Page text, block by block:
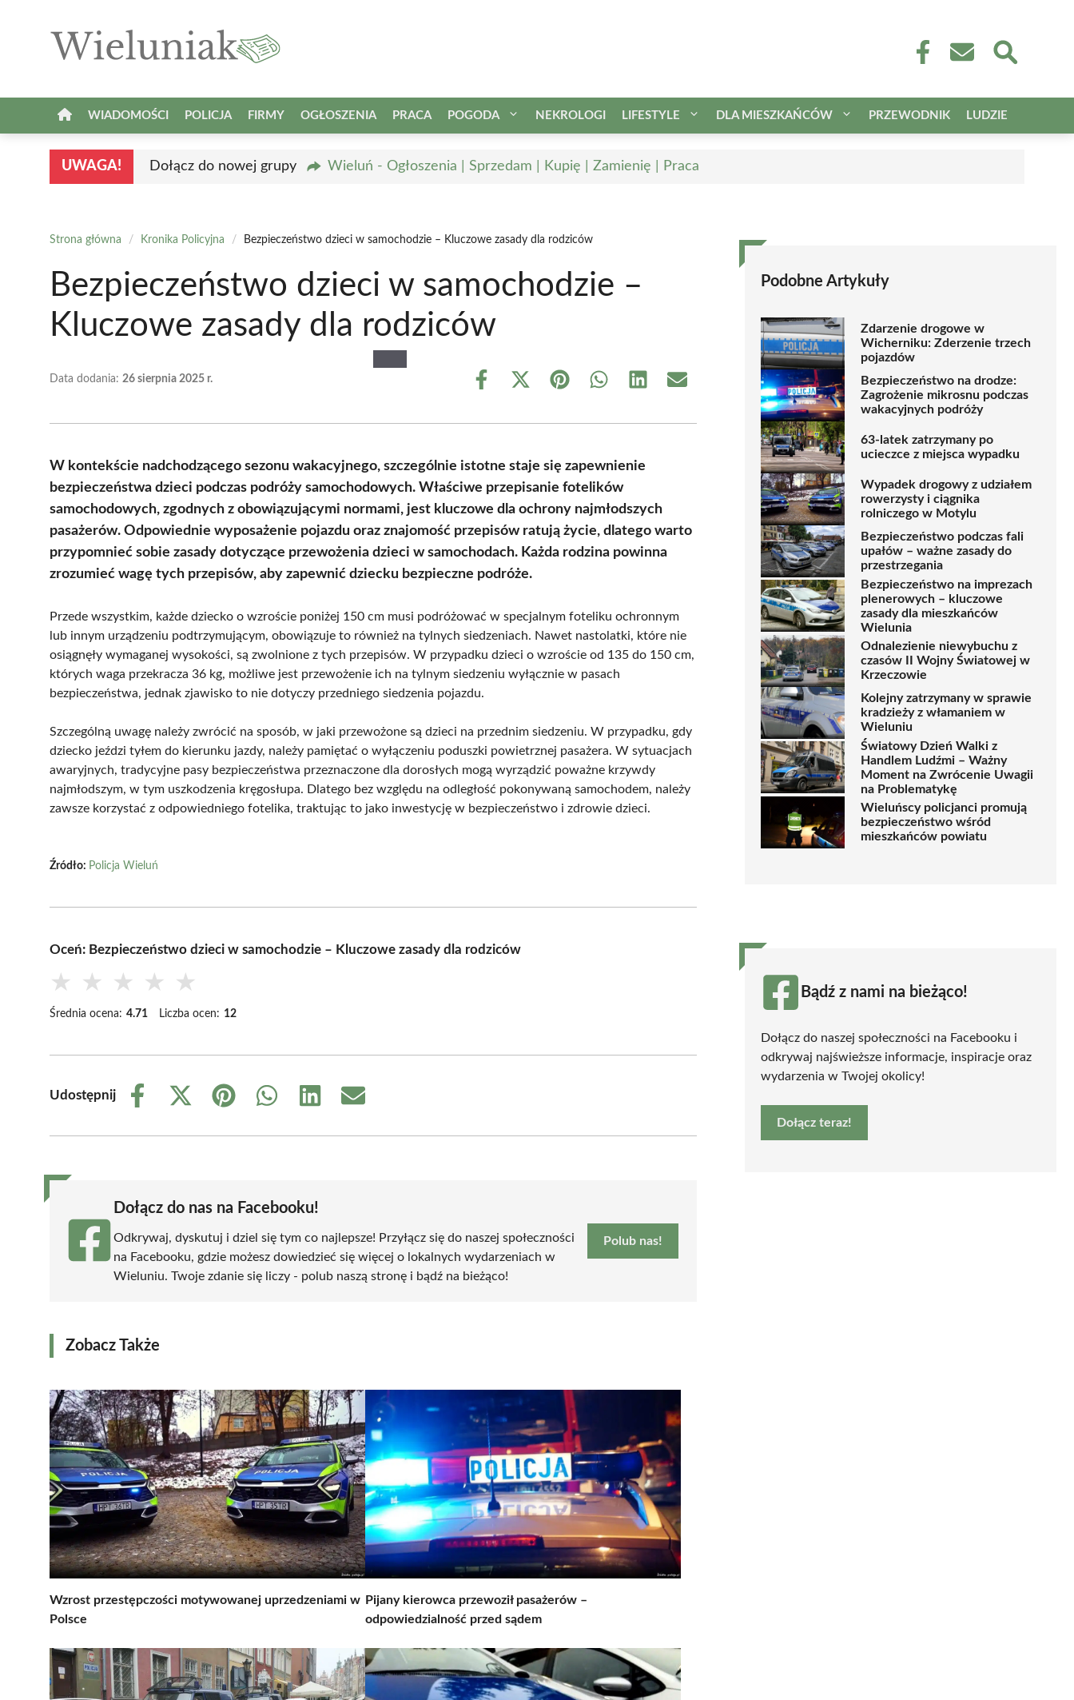
WIADOMOŚCI POLICJA FIRMY OGŁOSZENIA PRACA POGODA NEKROLOGI LIFESTYLE DLA MIESZKAŃCÓW PRZEWODNIK LUDZIE
UWAGA! Dołącz do nowej grupy Wieluń - Ogłoszenia | Sprzedam | Kupię | Zamienię | Praca
Strona główna / Kronika Policyjna / Bezpieczeństwo dzieci w samochodzie – Kluczowe zasady dla rodziców
Bezpieczeństwo dzieci w samochodzie –
Kluczowe zasady dla rodziców
Data dodania: 26 sierpnia 2025 r.
Share
Share
(Twitter)
Share Share Share Share
W kontekście nadchodzącego sezonu wakacyjnego, szczególnie istotne staje się zapewnienie
bezpieczeństwa dzieci podczas podróży samochodowych. Właściwe przepisanie fotelików
samochodowych, zgodnych z obowiązującymi normami, jest kluczowe dla ochrony najmłodszych
pasażerów. Odpowiednie wyposażenie pojazdu oraz znajomość przepisów ratują życie, dlatego warto
przypomnieć sobie zasady dotyczące przewożenia dzieci w samochodach. Każda rodzina powinna
zrozumieć wagę tych przepisów, aby zapewnić dziecku bezpieczne podróże.
Przede wszystkim, każde dziecko o wzroście poniżej 150 cm musi podróżować w specjalnym foteliku ochronnym
lub innym urządzeniu podtrzymującym, obowiązuje to również na tylnych siedzeniach. Nawet nastolatki, które nie
osiągnęły wymaganej wysokości, są zwolnione z tych przepisów. W przypadku dzieci o wzroście od 135 do 150 cm,
których waga przekracza 36 kg, możliwe jest przewożenie ich na tylnym siedzeniu wyłącznie w pasach
bezpieczeństwa, jednak zjawisko to nie dotyczy przedniego siedzenia pojazdu.
Szczególną uwagę należy zwrócić na sposób, w jaki przewożone są dzieci na przednim siedzeniu. W przypadku, gdy
dziecko jeździ tyłem do kierunku jazdy, należy pamiętać o wyłączeniu poduszki powietrznej pasażera. W sytuacjach
awaryjnych, tradycyjne pasy bezpieczeństwa przeznaczone dla dorosłych mogą wyrządzić poważne krzywdy
najmłodszym, w tym uszkodzenia kręgosłupa. Dlatego bez względu na odległość pokonywaną samochodem, należy
zawsze korzystać z odpowiedniego fotelika, traktując to jako inwestycję w bezpieczeństwo i zdrowie dzieci.
Źródło: Policja Wieluń
Oceń: Bezpieczeństwo dzieci w samochodzie – Kluczowe zasady dla rodziców
★ ★ ★ ★ ★
Średnia ocena: 4.71 Liczba ocen: 12
Udostępnij
Share
Share
(Twitter)
Share
Share
Share
Share
Dołącz do nas na Facebooku!
Odkrywaj, dyskutuj i dziel się tym co najlepsze! Przyłącz się do naszej społeczności
na Facebooku, gdzie możesz dowiedzieć się więcej o lokalnych wydarzeniach w
Wieluniu. Twoje zdanie się liczy - polub naszą stronę i bądź na bieżąco!
Polub nas!
Zobacz Także
Wzrost przestępczości motywowanej uprzedzeniami w
Polsce
Pijany kierowca przewoził pasażerów –
odpowiedzialność przed sądem
Podobne Artykuły
Zdarzenie drogowe w
Wicherniku: Zderzenie trzech
pojazdów
Bezpieczeństwo na drodze:
Zagrożenie mikrosnu podczas
wakacyjnych podróży
63-latek zatrzymany po
ucieczce z miejsca wypadku
Wypadek drogowy z udziałem
rowerzysty i ciągnika
rolniczego w Motylu
Bezpieczeństwo podczas fali
upałów – ważne zasady do
przestrzegania
Bezpieczeństwo na imprezach
plenerowych – kluczowe
zasady dla mieszkańców
Wielunia
Odnalezienie niewybuchu z
czasów II Wojny Światowej w
Krzeczowie
Kolejny zatrzymany w sprawie
kradzieży z włamaniem w
Wieluniu
Światowy Dzień Walki z
Handlem Ludźmi – Ważny
Moment na Zwrócenie Uwagii
na Problematykę
Wieluńscy policjanci promują
bezpieczeństwo wśród
mieszkańców powiatu
Bądź z nami na bieżąco!
Dołącz do naszej społeczności na Facebooku i
odkrywaj najświeższe informacje, inspiracje oraz
wydarzenia w Twojej okolicy!
Dołącz teraz!